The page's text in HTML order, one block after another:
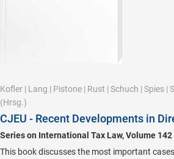
Kofler | Lang | Pistone | Rust | Schuch | Spies |
(Hrsg.)
CJEU - Recent Developments in
Series on International Tax Law, Volume 142
This book discusses the most important